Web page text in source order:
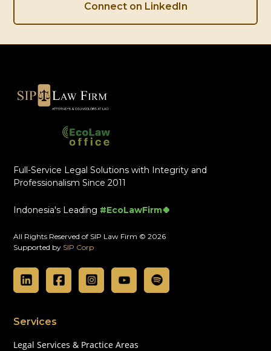
Connect on LinkedIn
Full-Service Legal Solutions with Integrity and
Professionalism Since 2011
Indonesia's Leading #EcoLawFirm🍀
All Rights Reserved of SIP Law Firm © 2026
Supported by SIP Corp
Services
Legal Services & Practice Areas